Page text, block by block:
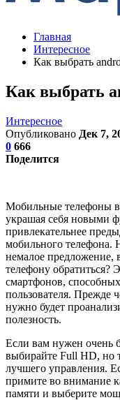
Главная
Интересное
Как выбрать
Как выбрать
Интересное
Опубликовано Дек 7,
0 666
Поделится
Мобильные телефоны
украшая себя новыми
привлекательнее
мобильного телефона.
немалое предложение,
телефону обратиться?
смартфонов,
пользователя. Прежде
нужно будет
полезность.
Если вам нужен очень
выбирайте Full HD, но
лучшего управления.
примите во внимание
памяти и выберите